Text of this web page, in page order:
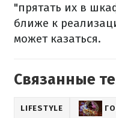
"прятать их в
ближе к
может казаться.
Связанные
LIFESTYLE